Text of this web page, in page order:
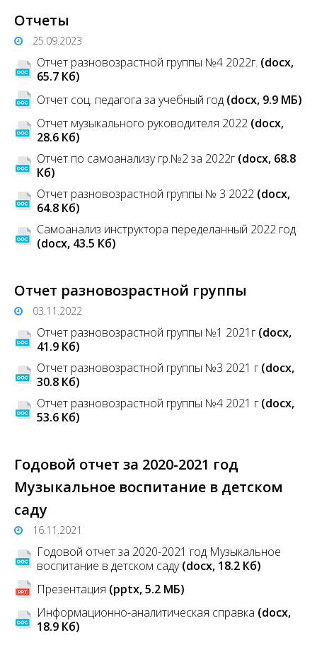
Отчеты
25.09.2023
Отчет разновозрастной группы №4 2022г. (docx,
65.7 Кб)
Отчет соц. педагога за учебный год (docx, 9.9 MБ)
Отчет музыкального руководителя 2022 (docx,
28.6 Кб)
Отчет по самоанализу гр.№2 за 2022г (docx, 68.8
Кб)
Отчет разновозрастной группы № 3 2022 (docx,
64.8 Кб)
Самоанализ инструктора переделанный 2022 год
(docx, 43.5 Кб)
Отчет разновозрастной группы
03.11.2022
Отчет разновозрастной группы №1 2021г (docx,
41.9 Кб)
Отчет разновозрастной группы №3 2021 г (docx,
30.8 Кб)
Отчет разновозрастной группы №4 2021 г (docx,
53.6 Кб)
Годовой отчет за 2020-2021 год
Музыкальное воспитание в детском
саду
16.11.2021
Годовой отчет за 2020-2021 год Музыкальное
воспитание в детском саду(docx, 18.2 Кб)
Презентация (pptx, 5.2 MБ)
Информационно-аналитическая справка (docx,
18.9 Кб)